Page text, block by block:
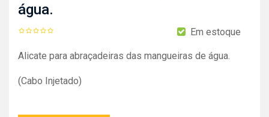
água.
Em estoque
Alicate para abraçadeiras das mangueiras de água.
(Cabo Injetado)